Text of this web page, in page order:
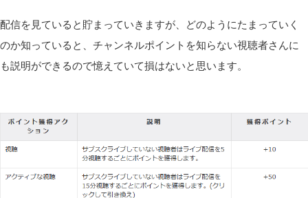
配信を見ていると貯まっていきますが、どのようにたまっていく
のか知っていると、チャンネルポイントを知らない視聴者さんに
も説明ができるので憶えていて損はないと思います。